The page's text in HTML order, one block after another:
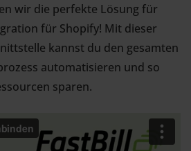
wir die perfekte Lösung für
für Shopify! Mit dieser
kannst du den gesamten
automatisieren und so
sparen.